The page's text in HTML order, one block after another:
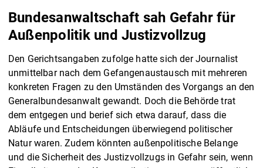
Bundesanwaltschaft sah Gefahr für
Außenpolitik und Justizvollzug
Den Gerichtsangaben zufolge hatte sich der Journalist
unmittelbar nach dem Gefangenaustausch mit mehreren
konkreten Fragen zu den Umständen des Vorgangs an den
Generalbundesanwalt gewandt. Doch die Behörde trat
dem entgegen und berief sich etwa darauf, dass die
Abläufe und Entscheidungen überwiegend politischer
Natur waren. Zudem könnten außenpolitische Belange
und die Sicherheit des Justizvollzugs in Gefahr sein, wenn